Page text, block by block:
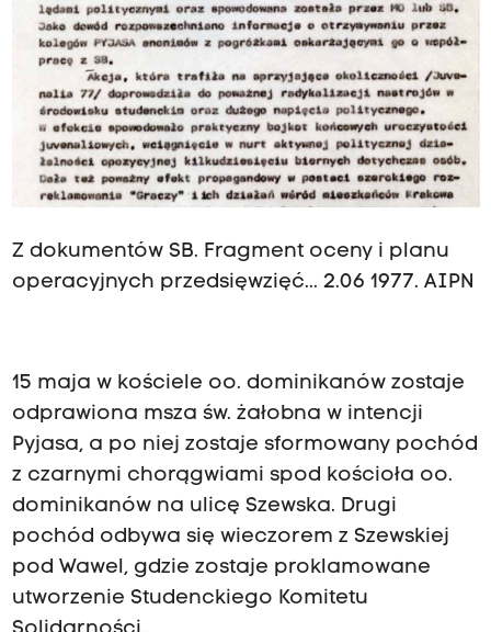
Z dokumentów SB. Fragment oceny i planu
operacyjnych przedsięwzięć... 2.06 1977. AIPN
15 maja w kościele oo. dominikanów zostaje
odprawiona msza św. żałobna w intencji
Pyjasa, a po niej zostaje sformowany pochód
z czarnymi chorągwiami spod kościoła oo.
dominikanów na ulicę Szewska. Drugi
pochód odbywa się wieczorem z Szewskiej
pod Wawel, gdzie zostaje proklamowane
utworzenie Studenckiego Komitetu